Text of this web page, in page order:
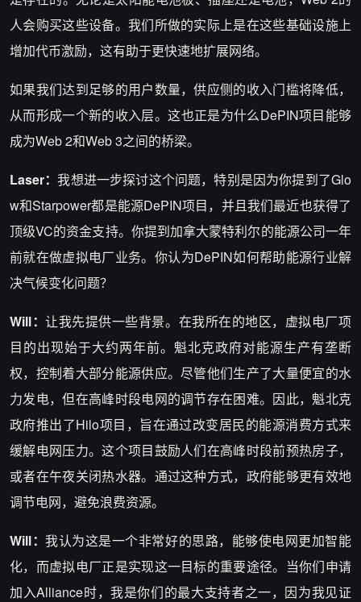
人会购买这些设备。我们所做的实际上是在这些基础设施上
增加代币激励，这有助于更快速地扩展网络。
如果我们达到足够的用户数量，供应侧的收入门槛将降低，
从而形成一个新的收入层。这也正是为什么DePIN项目能够
成为Web 2和Web 3之间的桥梁。
Laser：我想进一步探讨这个问题，特别是因为你提到了Glo
w和Starpower都是能源DePIN项目，并且我们最近也获得了
顶级VC的资金支持。你提到加拿大蒙特利尔的能源公司一年
前就在做虚拟电厂业务。你认为DePIN如何帮助能源行业解
决气候变化问题？
Will：让我先提供一些背景。在我所在的地区，虚拟电厂项
目的出现始于大约两年前。魁北克政府对能源生产有垄断
权，控制着大部分能源供应。尽管他们生产了大量便宜的水
力发电，但在高峰时段电网的调节存在困难。因此，魁北克
政府推出了Hilo项目，旨在通过改变居民的能源消费方式来
缓解电网压力。这个项目鼓励人们在高峰时段前预热房子，
或者在午夜关闭热水器。通过这种方式，政府能够更有效地
调节电网，避免浪费资源。
Will：我认为这是一个非常好的思路，能够使电网更加智能
化，而虚拟电厂正是实现这一目标的重要途径。当你们申请
加入Alliance时，我是你们的最大支持者之一，因为我见证